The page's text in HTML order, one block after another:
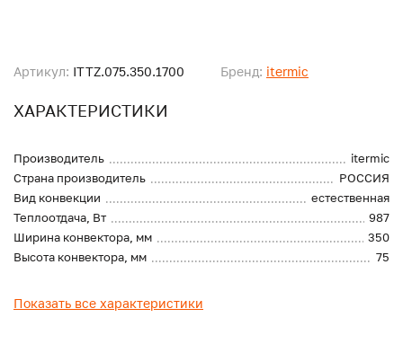
Артикул: ITTZ.075.350.1700 Бренд: itermic
ХАРАКТЕРИСТИКИ
Производитель
itermic
Страна производитель
РОССИЯ
Вид конвекции
естественная
Теплоотдача, Вт
987
Ширина конвектора, мм
350
Высота конвектора, мм
75
Показать все характеристики